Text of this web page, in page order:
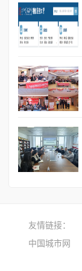
友情链接：
中国城市网